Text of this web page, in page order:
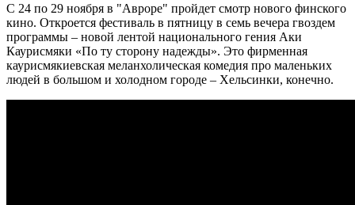
С 24 по 29 ноября в "Авроре" пройдет смотр нового финского
кино. Откроется фестиваль в пятницу в семь вечера гвоздем
программы – новой лентой национального гения Аки
Каурисмяки «По ту сторону надежды». Это фирменная
каурисмякиевская меланхолическая комедия про маленьких
людей в большом и холодном городе – Хельсинки, конечно.